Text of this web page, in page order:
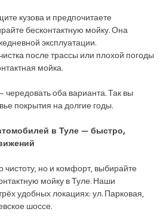
кузова и предпочитаете
бесконтактную мойку. Она
эксплуатации.
после трассы или плохой погоды
мойка.
оба варианта. Так вы
покрытия на долгие годы.
в Туле — быстро,
чистоту, но и комфорт, выбирайте
мойку в Туле. Наши
удобных локациях: ул. Парковая,
шоссе.